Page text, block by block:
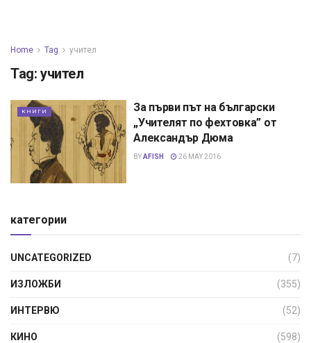
Home Tag учител
Tag: учител
КНИГИ
За първи път на български
„Учителят по фехтовка” от
Александър Дюма
BYAFISH 26 MAY 2016
категории
UNCATEGORIZED (7)
ИЗЛОЖБИ (355)
ИНТЕРВЮ (52)
КИНО (598)